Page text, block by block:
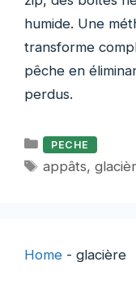
humide. Une
transforme
pêche en
perdus.
Catégories
PECHE
Étiquettes
appâts,
Home - glacière